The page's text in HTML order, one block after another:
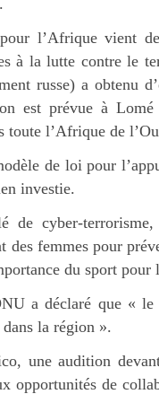
pour l’Afrique vient
à la lutte contre le
russe) a obtenu
est prévue à
toute l’Afrique de
de loi pour
investie.
de cyber-
des femmes pour
du sport pour
a déclaré que «
la région ».
une audition
opportunités de